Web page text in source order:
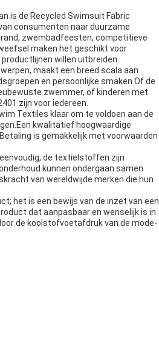
is de Recycled Swimsuit Fabric
consumenten naar duurzame
zwembadfeesten, competitieve
maken het geschikt voor
willen uitbreiden.
maakt een breed scala aan
en persoonlijke smaken.Of de
zwemmer, of kinderen met
zijn voor iedereen.
Textiles klaar om te voldoen aan de
kwalitatief hoogwaardige
is gemakkelijk met voorwaarden
de textielstoffen zijn
kunnen ondergaan.samen
van wereldwijde merken die hun
het is een bewijs van de inzet van een
dat aanpasbaar en wenselijk is in
de koolstofvoetafdruk van de mode-